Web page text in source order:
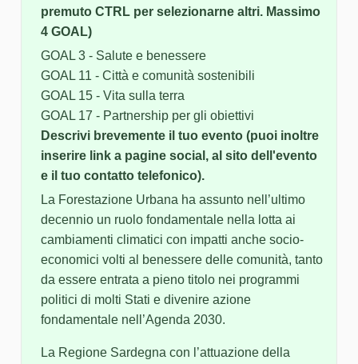
premuto CTRL per selezionarne altri. Massimo
4 GOAL)
GOAL 3 - Salute e benessere
GOAL 11 - Città e comunità sostenibili
GOAL 15 - Vita sulla terra
GOAL 17 - Partnership per gli obiettivi
Descrivi brevemente il tuo evento (puoi inoltre
inserire link a pagine social, al sito dell'evento
e il tuo contatto telefonico).
La Forestazione Urbana ha assunto nell’ultimo
decennio un ruolo fondamentale nella lotta ai
cambiamenti climatici con impatti anche socio-
economici volti al benessere delle comunità, tanto
da essere entrata a pieno titolo nei programmi
politici di molti Stati e divenire azione
fondamentale nell’Agenda 2030.
La Regione Sardegna con l’attuazione della